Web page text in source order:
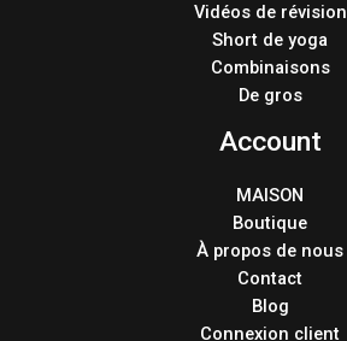
Vidéos de révision
Short de yoga
Combinaisons
De gros
Account
MAISON
Boutique
À propos de nous
Contact
Blog
Connexion client